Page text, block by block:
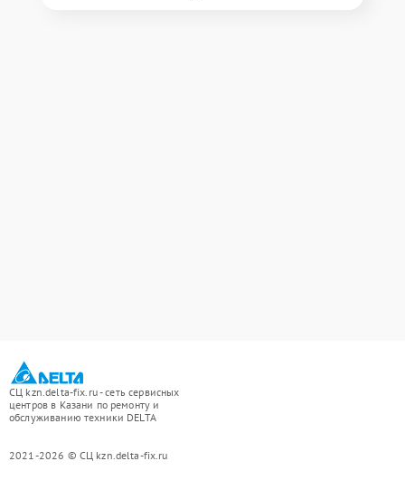
СЦ kzn.delta-fix.ru - сеть сервисных
центров в Казани по ремонту и
обслуживанию техники DELTA
2021-2026 © СЦ kzn.delta-fix.ru